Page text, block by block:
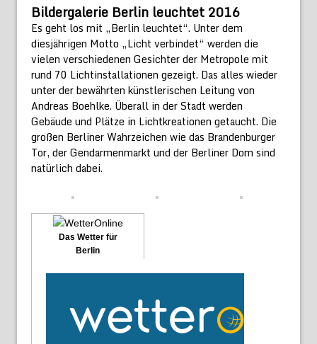
Bildergalerie Berlin leuchtet 2016
Es geht los mit „Berlin leuchtet“. Unter dem
diesjährigen Motto „Licht verbindet“ werden die
vielen verschiedenen Gesichter der Metropole mit
rund 70 Lichtinstallationen gezeigt. Das alles wieder
unter der bewährten künstlerischen Leitung von
Andreas Boehlke. Überall in der Stadt werden
Gebäude und Plätze in Lichtkreationen getaucht. Die
großen Berliner Wahrzeichen wie das Brandenburger
Tor, der Gendarmenmarkt und der Berliner Dom sind
natürlich dabei.
Das Wetter für
Berlin